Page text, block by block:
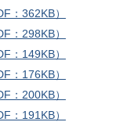
：362KB）
：298KB）
：149KB）
：176KB）
：200KB）
：191KB）